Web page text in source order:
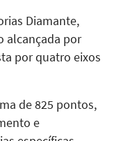
Diamante,
alcançada por
por quatro eixos
de 825 pontos,
e